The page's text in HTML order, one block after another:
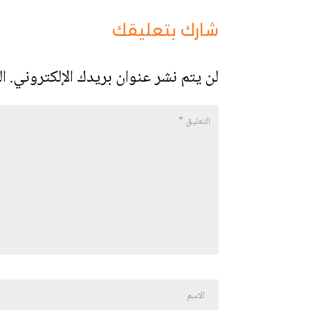
شارك بتعليقك
لن يتم نشر عنوان بريدك الإلكتروني.